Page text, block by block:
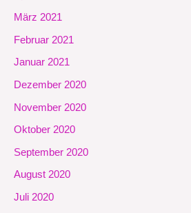
März 2021
Februar 2021
Januar 2021
Dezember 2020
November 2020
Oktober 2020
September 2020
August 2020
Juli 2020